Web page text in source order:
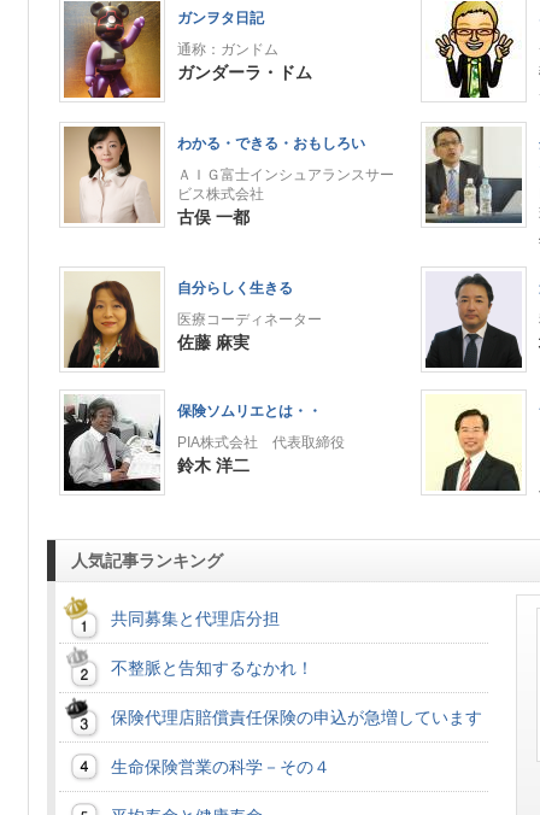
ガンヲタ日記
通称：ガンドム
ガンダーラ・ドム
わかる・できる・おもしろい
ＡＩＧ富士インシュアランスサー
ビス株式会社
古俣 一都
自分らしく生きる
医療コーディネーター
佐藤 麻実
保険ソムリエとは・・
PIA株式会社 代表取締役
鈴木 洋二
人気記事ランキング
共同募集と代理店分担
不整脈と告知するなかれ！
保険代理店賠償責任保険の申込が急増しています
生命保険営業の科学－その４